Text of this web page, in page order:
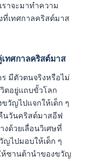
าจะมาทำความ
เทศกาลคริสต์มาส
ศกาลคริสต์มาส
มีตัวตนจริงหรือไม่
ตอยู่แถบขั้วโลก
วัญไปแจกให้เด็ก ๆ
นวันคริสต์มาสอีฟ
ด้วยเลื่อนวิเศษที่
ญไปมอบให้เด็ก ๆ
ห้ซานต้านำของขวัญ